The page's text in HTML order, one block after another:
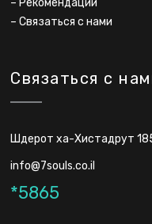
каждому
Обратите
никто не вернет.
– Рекомендации
–Связаться с нами
Связаться с
Шдерот ха-Хистадрут
info@7souls.co.il
*5865